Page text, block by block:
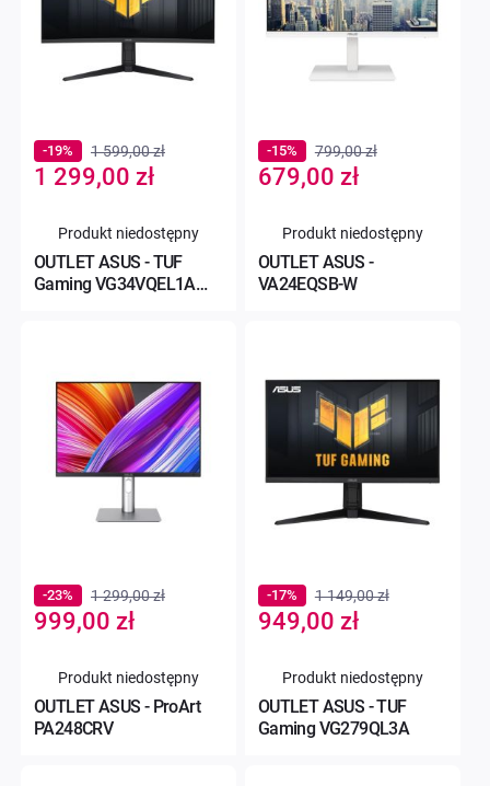
OUTLET ASUS - TUF
Gaming VG34VQEL1A
Special
Price
1 299,00 zł
-19% 1 599,00 zł
Produkt niedostępny
OUTLET ASUS -
VA24EQSB-W
Special
Price
679,00 zł
-15% 799,00 zł
Produkt niedostępny
OUTLET ASUS - ProArt
PA248CRV
Special
Price
999,00 zł
-23% 1 299,00 zł
Produkt niedostępny
OUTLET ASUS - TUF
Gaming VG279QL3A
Special
Price
949,00 zł
-17% 1 149,00 zł
Produkt niedostępny